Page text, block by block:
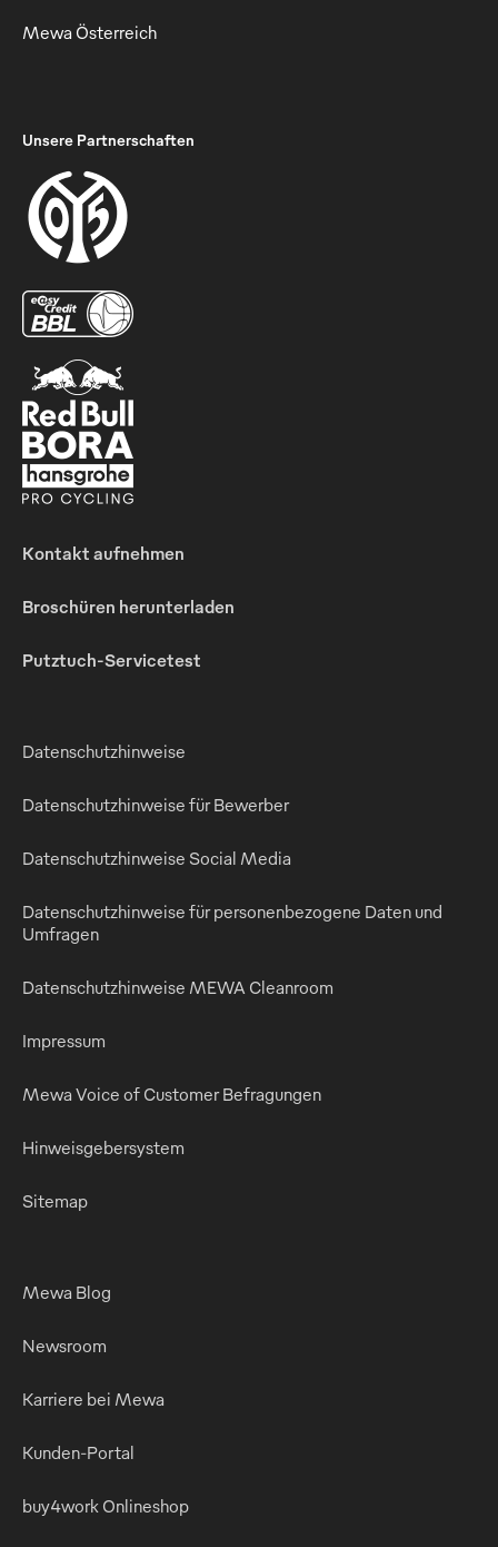
Mewa Österreich
Unsere Partnerschaften
Kontakt aufnehmen
Broschüren herunterladen
Putztuch-Servicetest
Datenschutzhinweise
Datenschutzhinweise für Bewerber
Datenschutzhinweise Social Media
Datenschutzhinweise für personenbezogene Daten und
Umfragen
Datenschutzhinweise MEWA Cleanroom
Impressum
Mewa Voice of Customer Befragungen
Hinweisgebersystem
Sitemap
Mewa Blog
Newsroom
Karriere bei Mewa
Kunden-Portal
buy4work Onlineshop